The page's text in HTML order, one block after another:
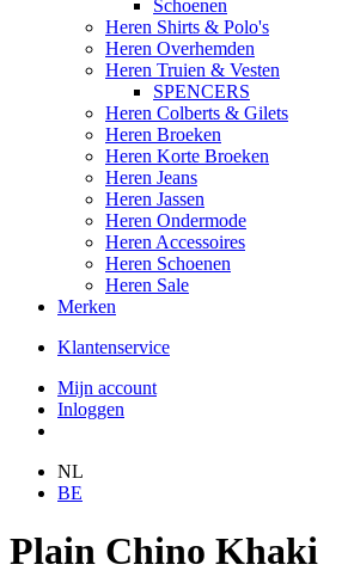
Schoenen
Heren Shirts & Polo's
Heren Overhemden
Heren Truien & Vesten
SPENCERS
Heren Colberts & Gilets
Heren Broeken
Heren Korte Broeken
Heren Jeans
Heren Jassen
Heren Ondermode
Heren Accessoires
Heren Schoenen
Heren Sale
Merken
Klantenservice
Mijn account
Inloggen
NL
BE
Plain Chino Khaki